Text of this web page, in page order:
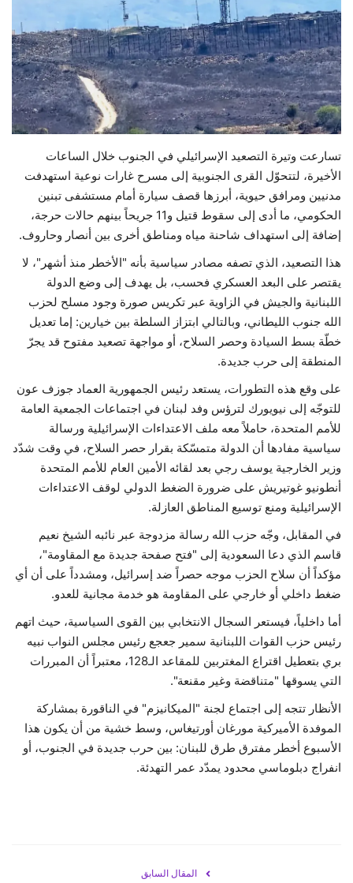
حياة
تسارعت وتيرة التصعيد الإسرائيلي في الجنوب خلال الساعات
الأخيرة، لتتحوّل القرى الجنوبية إلى مسرح غارات نوعية استهدفت
مدنيين ومرافق حيوية، أبرزها قصف سيارة أمام مستشفى تبنين
الحكومي، ما أدى إلى سقوط قتيل و11 جريحاً بينهم حالات حرجة،
إضافة إلى استهداف شاحنة مياه ومناطق أخرى بين أنصار وحاروف.
هذا التصعيد، الذي تصفه مصادر سياسية بأنه "الأخطر منذ أشهر"، لا
يقتصر على البعد العسكري فحسب، بل يهدف إلى وضع الدولة
اللبنانية والجيش في الزاوية عبر تكريس صورة وجود مسلح لحزب
الله جنوب الليطاني، وبالتالي ابتزاز السلطة بين خيارين: إما تعديل
خطّة بسط السيادة وحصر السلاح، أو مواجهة تصعيد مفتوح قد يجرّ
المنطقة إلى حرب جديدة.
على وقع هذه التطورات، يستعد رئيس الجمهورية العماد جوزف عون
للتوجّه إلى نيويورك لترؤس وفد لبنان في اجتماعات الجمعية العامة
للأمم المتحدة، حاملاً معه ملف الاعتداءات الإسرائيلية ورسالة
سياسية مفادها أن الدولة متمسّكة بقرار حصر السلاح، في وقت شدّد
وزير الخارجية يوسف رجي بعد لقائه الأمين العام للأمم المتحدة
أنطونيو غوتيريش على ضرورة الضغط الدولي لوقف الاعتداءات
الإسرائيلية ومنع توسيع المناطق العازلة.
في المقابل، وجّه حزب الله رسالة مزدوجة عبر نائبه الشيخ نعيم
قاسم الذي دعا السعودية إلى "فتح صفحة جديدة مع المقاومة"،
مؤكداً أن سلاح الحزب موجه حصراً ضد إسرائيل، ومشدداً على أن أي
ضغط داخلي أو خارجي على المقاومة هو خدمة مجانية للعدو.
أما داخلياً، فيستعر السجال الانتخابي بين القوى السياسية، حيث اتهم
رئيس حزب القوات اللبنانية سمير جعجع رئيس مجلس النواب نبيه
بري بتعطيل اقتراع المغتربين للمقاعد الـ128، معتبراً أن المبررات
التي يسوقها "متناقضة وغير مقنعة".
الأنظار تتجه إلى اجتماع لجنة "الميكانيزم" في الناقورة بمشاركة
الموفدة الأميركية مورغان أورتيغاس، وسط خشية من أن يكون هذا
الأسبوع أخطر مفترق طرق للبنان: بين حرب جديدة في الجنوب، أو
انفراج دبلوماسي محدود يمدّد عمر التهدئة.
المقال السابق